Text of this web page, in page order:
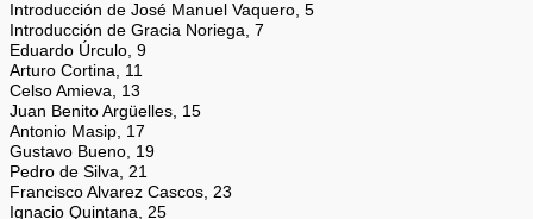
Introducción de José Manuel Vaquero, 5
Introducción de Gracia Noriega, 7
Eduardo Úrculo, 9
Arturo Cortina, 11
Celso Amieva, 13
Juan Benito Argüelles, 15
Antonio Masip, 17
Gustavo Bueno, 19
Pedro de Silva, 21
Francisco Alvarez Cascos, 23
Ignacio Quintana, 25